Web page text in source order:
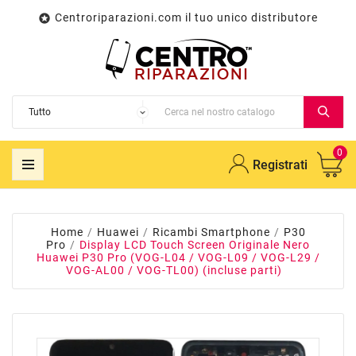
 Centroriparazioni.com il tuo unico distributore
Registrati
0
Home Huawei Ricambi Smartphone
P30
Pro
Display LCD Touch Screen Originale Nero
Huawei P30 Pro (VOG-L04 / VOG-L09 / VOG-L29 /
VOG-AL00 / VOG-TL00) (incluse parti)